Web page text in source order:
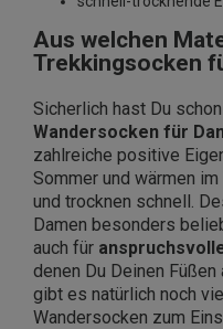
Aus welchen
Trekkingsocken
Sicherlich hast Du
Wandersocken für
zahlreiche positive
Sommer und wärmen
und trocknen schnell.
Damen besonders
auch für
denen Du Deinen
gibt es natürlich noch
Wandersocken zum